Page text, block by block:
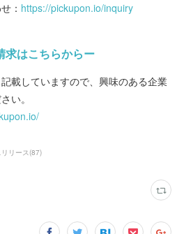
： https://pickupon.io/inquiry
求はこちらからー
載していますので、興味のある企業
い。
リース(87)